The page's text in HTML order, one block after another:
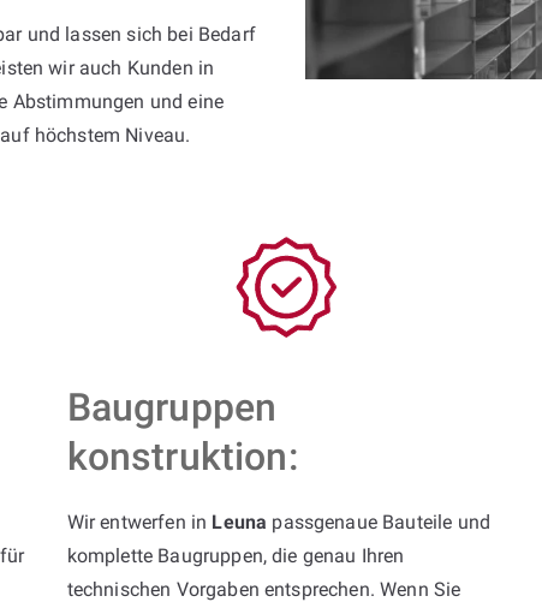
und lassen sich bei Bedarf
wir auch Kunden in
Abstimmungen und eine
höchstem Niveau.
Baugruppen
konstruktion:
Wir entwerfen in Leuna passgenaue Bauteile und
komplette Baugruppen, die genau Ihren
technischen Vorgaben entsprechen. Wenn Sie